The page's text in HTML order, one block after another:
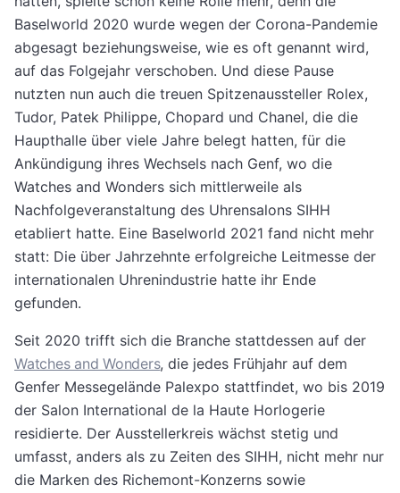
Baselworld 2020 wurde wegen der Corona-Pandemie
abgesagt beziehungsweise, wie es oft genannt wird,
auf das Folgejahr verschoben. Und diese Pause
nutzten nun auch die treuen Spitzenaussteller Rolex,
Tudor, Patek Philippe, Chopard und Chanel, die die
Haupthalle über viele Jahre belegt hatten, für die
Ankündigung ihres Wechsels nach Genf, wo die
Watches and Wonders sich mittlerweile als
Nachfolgeveranstaltung des Uhrensalons SIHH
etabliert hatte. Eine Baselworld 2021 fand nicht mehr
statt: Die über Jahrzehnte erfolgreiche Leitmesse der
internationalen Uhrenindustrie hatte ihr Ende
gefunden.
Seit 2020 trifft sich die Branche stattdessen auf der
Watches and Wonders, die jedes Frühjahr auf dem
Genfer Messegelände Palexpo stattfindet, wo bis 2019
der Salon International de la Haute Horlogerie
residierte. Der Ausstellerkreis wächst stetig und
umfasst, anders als zu Zeiten des SIHH, nicht mehr nur
die Marken des Richemont-Konzerns sowie